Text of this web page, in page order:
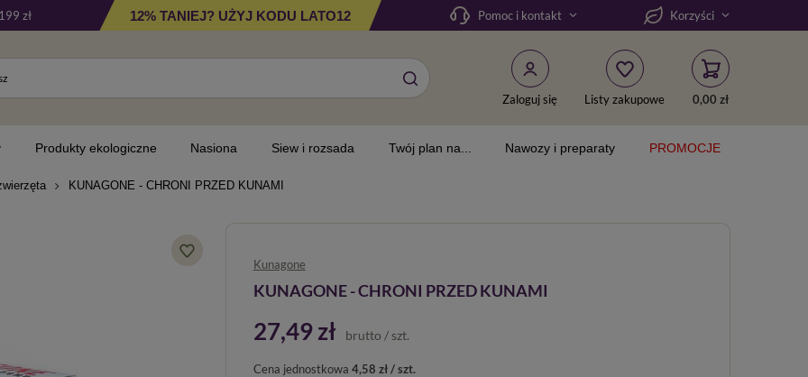
zł 12% TANIEJ? UŻYJ KODU LATO12 Pomoc i kontakt Korzyści
Zaloguj się Listy zakupowe 0,00 zł
Produkty ekologiczne Nasiona Siew i rozsada Twój plan na... Nawozy i preparaty PROMOCJE
KUNAGONE - CHRONI PRZED KUNAMI
Kunagone
KUNAGONE - CHRONI PRZED KUNAMI
27,49 zł brutto / szt.
Cena jednostkowa 4,58 zł / szt.